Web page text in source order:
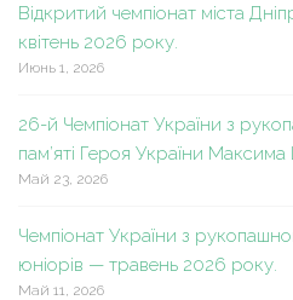
Відкритий чемпіонат міста
квітень 2026 року.
Июнь 1, 2026
26-й Чемпіонат України з
пам’яті Героя України
Май 23, 2026
Чемпіонат України з
юніорів — травень 2026 року.
Май 11, 2026